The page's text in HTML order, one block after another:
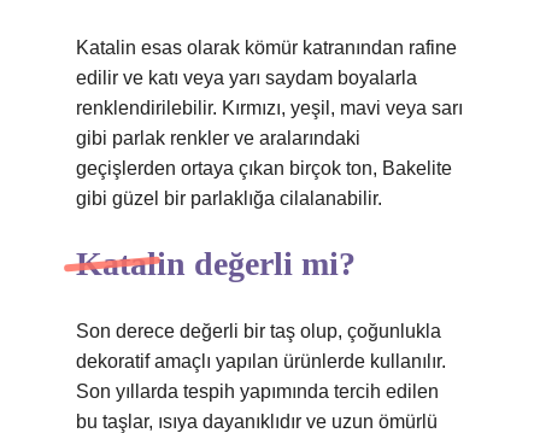
Katalin esas olarak kömür katranından rafine
edilir ve katı veya yarı saydam boyalarla
renklendirilebilir. Kırmızı, yeşil, mavi veya sarı
gibi parlak renkler ve aralarındaki
geçişlerden ortaya çıkan birçok ton, Bakelite
gibi güzel bir parlaklığa cilalanabilir.
Katalin değerli mi?
Son derece değerli bir taş olup, çoğunlukla
dekoratif amaçlı yapılan ürünlerde kullanılır.
Son yıllarda tespih yapımında tercih edilen
bu taşlar, ısıya dayanıklıdır ve uzun ömürlü